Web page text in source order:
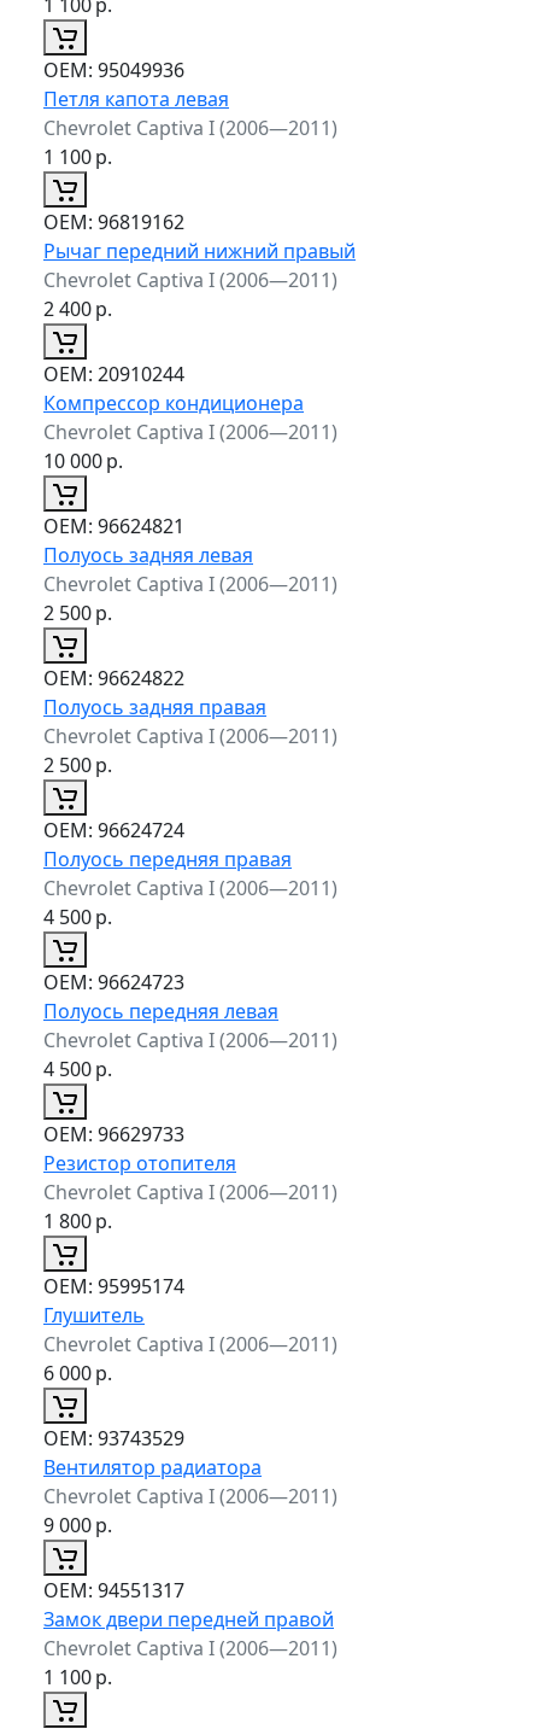
ОЕМ: 95049936
Петля капота левая
Chevrolet Captiva I (2006—2011)
1 100р.
ОЕМ: 96819162
Рычаг передний нижний правый
Chevrolet Captiva I (2006—2011)
2 400р.
ОЕМ: 20910244
Компрессор кондиционера
Chevrolet Captiva I (2006—2011)
10 000р.
ОЕМ: 96624821
Полуось задняя левая
Chevrolet Captiva I (2006—2011)
2 500р.
ОЕМ: 96624822
Полуось задняя правая
Chevrolet Captiva I (2006—2011)
2 500р.
ОЕМ: 96624724
Полуось передняя правая
Chevrolet Captiva I (2006—2011)
4 500р.
ОЕМ: 96624723
Полуось передняя левая
Chevrolet Captiva I (2006—2011)
4 500р.
ОЕМ: 96629733
Резистор отопителя
Chevrolet Captiva I (2006—2011)
1 800р.
ОЕМ: 95995174
Глушитель
Chevrolet Captiva I (2006—2011)
6 000р.
ОЕМ: 93743529
Вентилятор радиатора
Chevrolet Captiva I (2006—2011)
9 000р.
ОЕМ: 94551317
Замок двери передней правой
Chevrolet Captiva I (2006—2011)
1 100р.